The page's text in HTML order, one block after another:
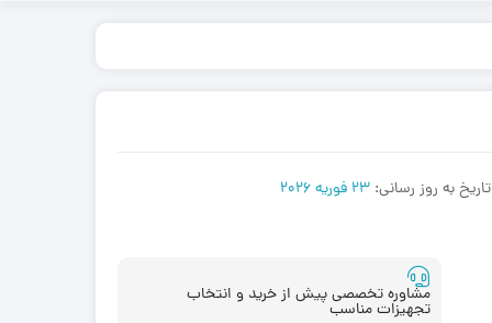
تاریخ به روز رسانی: 23 فوریه 2026
مشاوره تخصصی پیش از خرید و انتخاب
تجهیزات مناسب